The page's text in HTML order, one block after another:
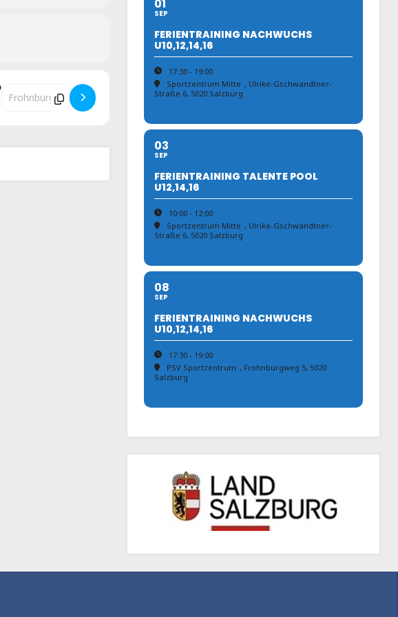
Destination Address - Nachwuchsliga PSV-Sanjindo []
01
SEP
FERIENTRAINING NACHWUCHS
U10,12,14,16
17:30 - 19:00
Sportzentrum Mitte , Ulrike-Gschwandtner-
Straße 6, 5020 Salzburg
03
SEP
FERIENTRAINING TALENTE POOL
U12,14,16
10:00 - 12:00
Sportzentrum Mitte , Ulrike-Gschwandtner-
Straße 6, 5020 Salzburg
08
SEP
FERIENTRAINING NACHWUCHS
U10,12,14,16
17:30 - 19:00
PSV Sportzentrum , Frohnburgweg 5, 5020
Salzburg